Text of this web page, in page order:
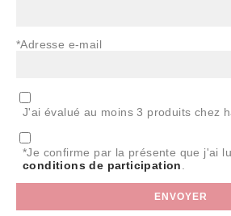
*Adresse e-mail
J'ai évalué au moins 3 produits chez
*Je confirme par la présente que j'ai
conditions de participation